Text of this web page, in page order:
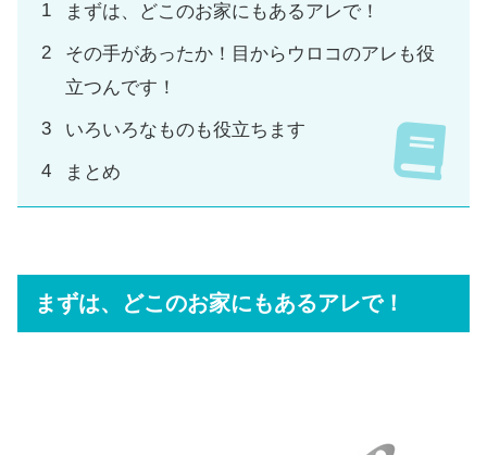
まずは、どこのお家にもあるアレで！
その手があったか！目からウロコのアレも役
立つんです！
いろいろなものも役立ちます
まとめ
まずは、どこのお家にもあるアレで！